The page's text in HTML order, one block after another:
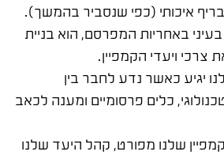
איכותי (כפי שנסביר בהמשך).
באחריות המפרסם, הוא בניית
צרכי ויעדי הקמפיין.
יגיע כאשר נדע לחבר בין
כלים פרסומיים ומענה לכאב
שלנו מפורט, קהל היעד שלנו